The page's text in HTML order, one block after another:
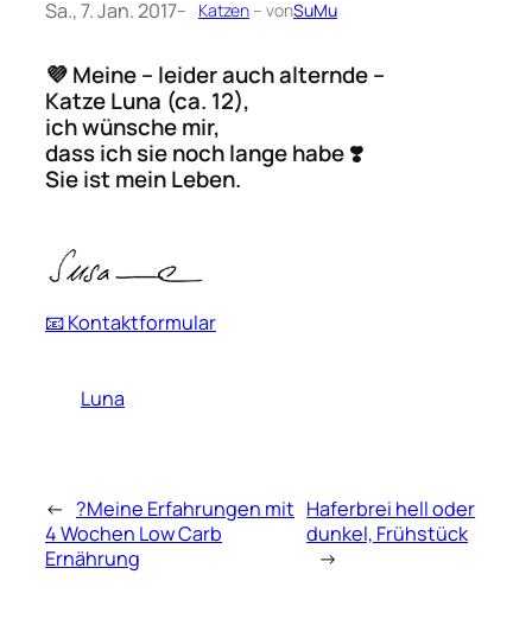
Sa., 7. Jan. 2017– Katzen – vonSuMu
💜 Meine – leider auch alternde –
Katze Luna (ca. 12),
ich wünsche mir,
dass ich sie noch lange habe ❣️
Sie ist mein Leben.
📧 Kontaktformular
Luna
← ?Meine Erfahrungen mit
4 Wochen Low Carb
Ernährung
Haferbrei hell oder
dunkel, Frühstück
→